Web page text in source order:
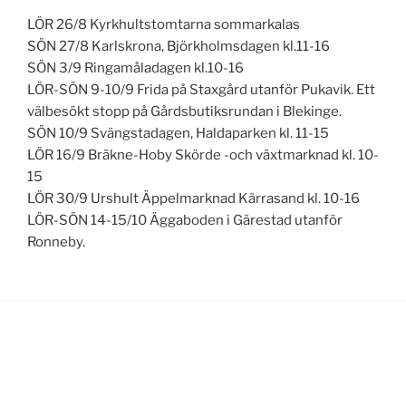
LÖR 26/8 Kyrkhultstomtarna sommarkalas
SÖN 27/8 Karlskrona, Björkholmsdagen kl.11-16
SÖN 3/9 Ringamåladagen kl.10-16
LÖR-SÖN 9-10/9 Frida på Staxgård utanför Pukavik. Ett
välbesökt stopp på Gårdsbutiksrundan i Blekinge.
SÖN 10/9 Svängstadagen, Haldaparken kl. 11-15
LÖR 16/9 Bräkne-Hoby Skörde -och växtmarknad kl. 10-
15
LÖR 30/9 Urshult Äppelmarknad Kärrasand kl. 10-16
LÖR-SÖN 14-15/10 Äggaboden i Gärestad utanför
Ronneby.